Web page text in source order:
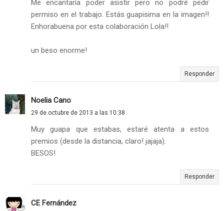
Me encantaría poder asistir pero no podré pedir
permiso en el trabajo. Estás guapisima en la imagen!!
Enhorabuena por esta colaboración Lola!!
un beso enorme!
Responder
Noelia Cano
29 de octubre de 2013 a las 10:38
Muy guapa que estabas, estaré atenta a estos
premios (desde la distancia, claro! jajaja).
BESOS!
Responder
CE Fernández